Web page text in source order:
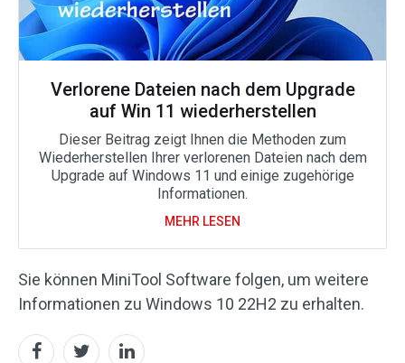
Verlorene Dateien nach dem Upgrade
auf Win 11 wiederherstellen
Dieser Beitrag zeigt Ihnen die Methoden zum
Wiederherstellen Ihrer verlorenen Dateien nach dem
Upgrade auf Windows 11 und einige zugehörige
Informationen.
MEHR LESEN
Sie können MiniTool Software folgen, um weitere
Informationen zu Windows 10 22H2 zu erhalten.